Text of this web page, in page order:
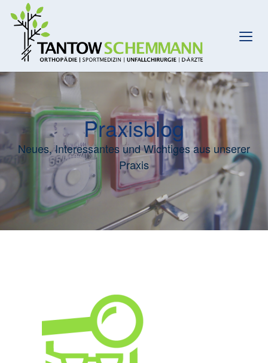
Praxisblog
Neues, Interessantes und Wichtiges aus unserer
Praxis